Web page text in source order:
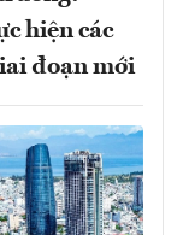
hiện các
đoạn mới